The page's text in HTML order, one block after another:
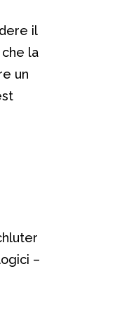
il
la
un
–